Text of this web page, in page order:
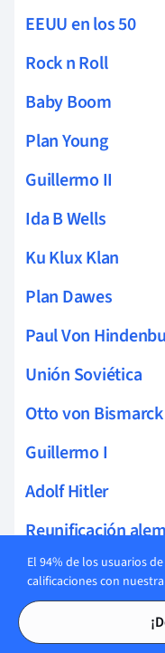
EEUU en los 50
Rock n Roll
Baby Boom
Plan Young
Guillermo II
Ida B Wells
Ku Klux Klan
Plan Dawes
Paul Von
Unión Soviética
Otto von Bismarck
Guillermo I
Adolf Hitler
Reunificación
Causas de la
Tratado de
El 94% de los usuarios
calificaciones con